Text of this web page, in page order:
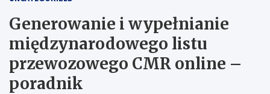
Generowanie i wypełnianie
międzynarodowego listu
przewozowego CMR online –
poradnik